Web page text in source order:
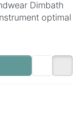
Dimbath
optimal
Produkt liegen